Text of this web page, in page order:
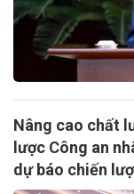
Nâng cao chất
lược Công an
dự báo chiến